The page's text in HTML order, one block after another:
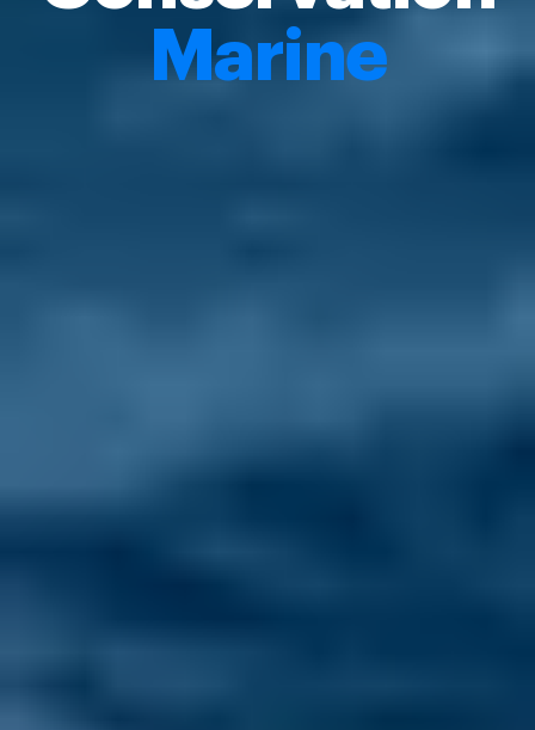
Marine